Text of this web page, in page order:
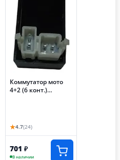
Коммутатор мото
4+2 (6 конт.)
★4.7(24)
701 ₽
В наличии